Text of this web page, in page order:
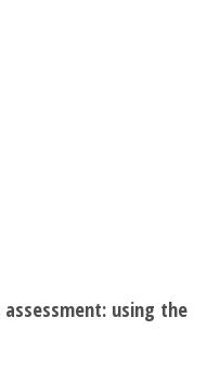
using the